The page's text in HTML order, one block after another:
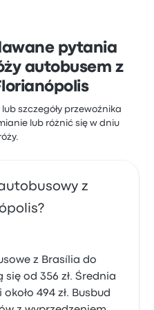
pytania
autobusem z
szczegóły przewoźnika
lub różnić się w dniu
z
z Brasília do
od 356 zł. Średnia
494 zł. Busbud